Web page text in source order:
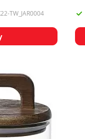
TW_JAR0004